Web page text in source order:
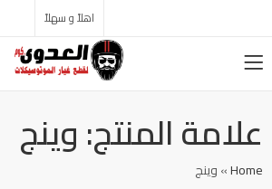
اهلاً و سهلاً
علامة المنتج: وينج
Home
»وينج